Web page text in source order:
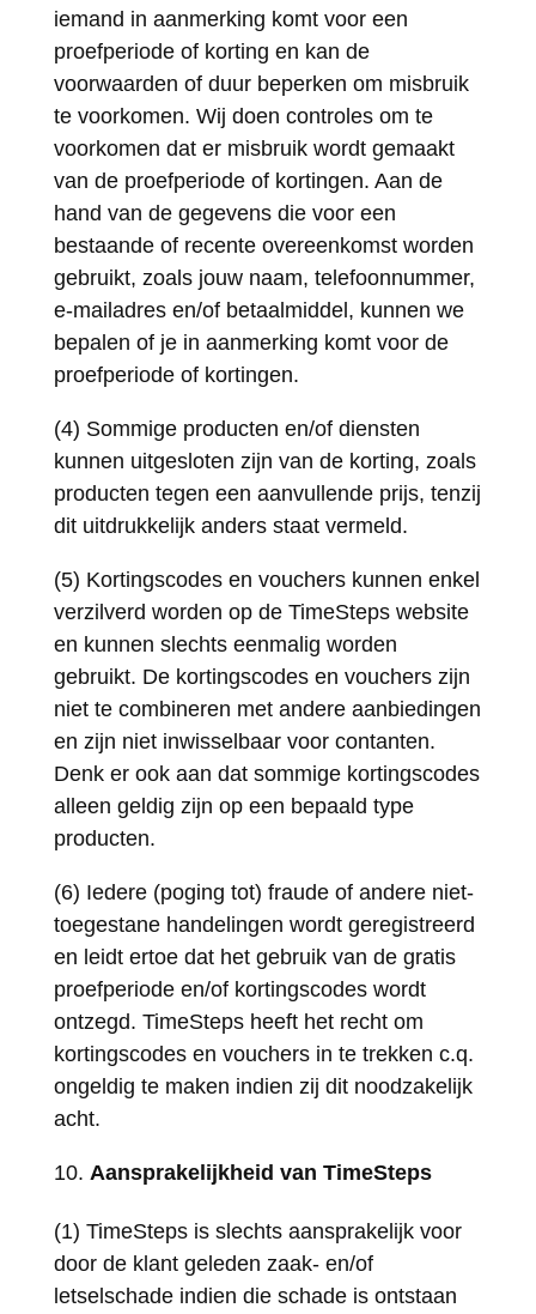
iemand in aanmerking komt voor een
proefperiode of korting en kan de
voorwaarden of duur beperken om misbruik
te voorkomen. Wij doen controles om te
voorkomen dat er misbruik wordt gemaakt
van de proefperiode of kortingen. Aan de
hand van de gegevens die voor een
bestaande of recente overeenkomst worden
gebruikt, zoals jouw naam, telefoonnummer,
e-mailadres en/of betaalmiddel, kunnen we
bepalen of je in aanmerking komt voor de
proefperiode of kortingen.
(4) Sommige producten en/of diensten
kunnen uitgesloten zijn van de korting, zoals
producten tegen een aanvullende prijs, tenzij
dit uitdrukkelijk anders staat vermeld.
(5) Kortingscodes en vouchers kunnen enkel
verzilverd worden op de TimeSteps website
en kunnen slechts eenmalig worden
gebruikt. De kortingscodes en vouchers zijn
niet te combineren met andere aanbiedingen
en zijn niet inwisselbaar voor contanten.
Denk er ook aan dat sommige kortingscodes
alleen geldig zijn op een bepaald type
producten.
(6) Iedere (poging tot) fraude of andere niet-
toegestane handelingen wordt geregistreerd
en leidt ertoe dat het gebruik van de gratis
proefperiode en/of kortingscodes wordt
ontzegd. TimeSteps heeft het recht om
kortingscodes en vouchers in te trekken c.q.
ongeldig te maken indien zij dit noodzakelijk
acht.
Aansprakelijkheid van TimeSteps
(1) TimeSteps is slechts aansprakelijk voor
door de klant geleden zaak- en/of
letselschade indien die schade is ontstaan